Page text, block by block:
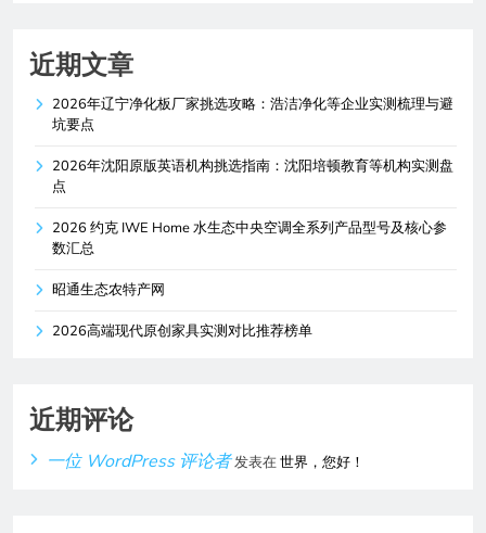
近期文章
2026年辽宁净化板厂家挑选攻略：浩洁净化等企业实测梳理与避
坑要点
2026年沈阳原版英语机构挑选指南：沈阳培顿教育等机构实测盘
点
2026 约克 IWE Home 水生态中央空调全系列产品型号及核心参
数汇总
昭通生态农特产网
2026高端现代原创家具实测对比推荐榜单
近期评论
一位 WordPress 评论者发表在世界，您好！